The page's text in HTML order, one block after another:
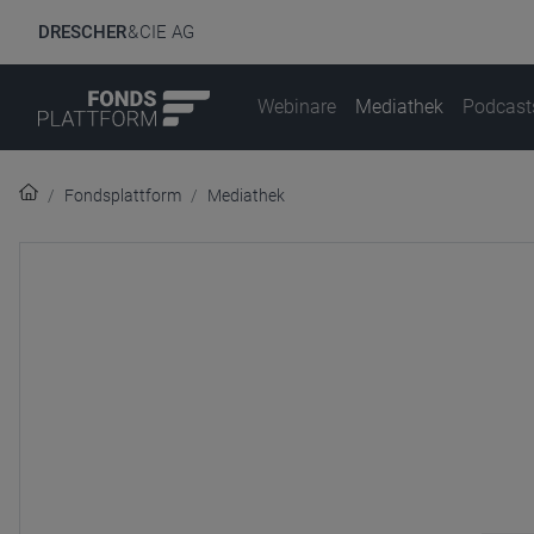
DRESCHER& CIE AG
Webinare Mediathek
Fondsplattform Mediathek